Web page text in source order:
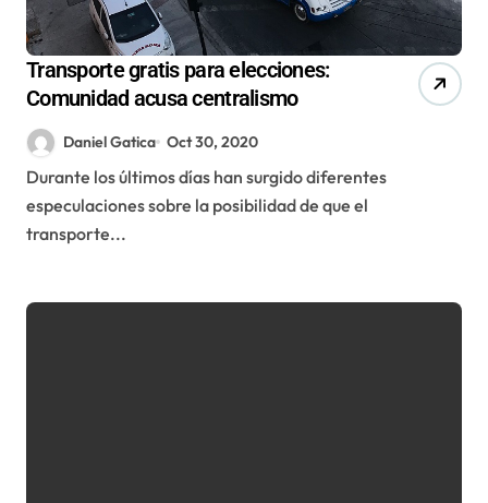
Transporte gratis para elecciones:
Comunidad acusa centralismo
Daniel Gatica Oct 30, 2020
Durante los últimos días han surgido diferentes
especulaciones sobre la posibilidad de que el
transporte...